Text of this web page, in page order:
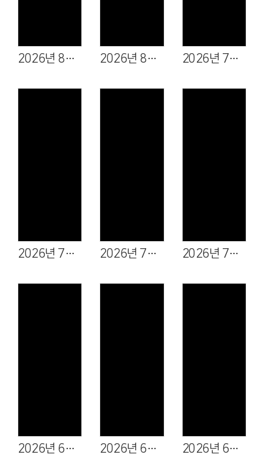
2026년 8월 9일 2026년 8월 2일 2026년 7월 26일
2026년 7월 19일 2026년 7월 12일 2026년 7월 5일
2026년 6월 28일 2026년 6월 21일 2026년 6월 14일